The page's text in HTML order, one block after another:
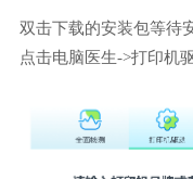
双击下载的安装包等待
点击电脑医生->打印机